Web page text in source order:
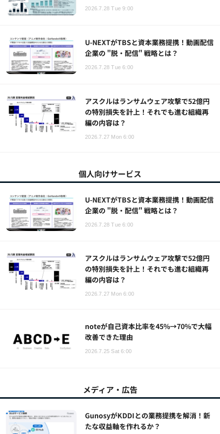
2026.7.28 Tue 9:00
U-NEXTがTBSと資本業務提携！動画配信
企業の "脱・配信" 戦略とは？
2026.7.28 Tue 6:00
アスクルはランサムウェア攻撃で52億円
の特別損失を計上！それでも進む組織再
編の内容は？
2026.7.27 Mon 6:00
個人向けサービス
U-NEXTがTBSと資本業務提携！動画配信
企業の "脱・配信" 戦略とは？
2026.7.28 Tue 6:00
アスクルはランサムウェア攻撃で52億円
の特別損失を計上！それでも進む組織再
編の内容は？
2026.7.27 Mon 6:00
noteが自己資本比率を45%→70%で大幅
改善できた理由
2026.7.25 Sat 6:00
メディア・広告
GunosyがKDDIとの業務提携を解消！新
たな収益軸を作れるか？